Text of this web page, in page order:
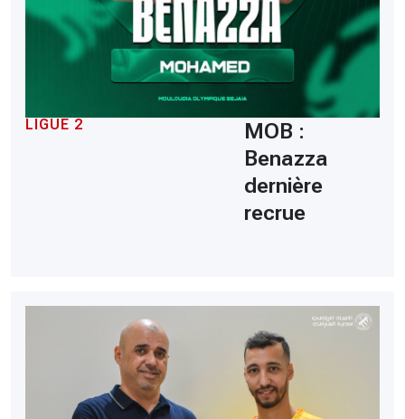
LIGUE 2
MOB :
Benazza
dernière
recrue